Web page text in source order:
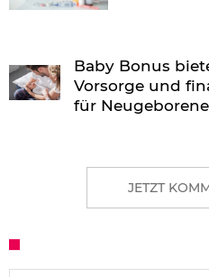
Baby Bonus
Vorsorge und
für Neugeborene
JETZT
Suchen nach: